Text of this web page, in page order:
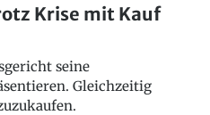
Krise mit Kauf
seine
Gleichzeitig